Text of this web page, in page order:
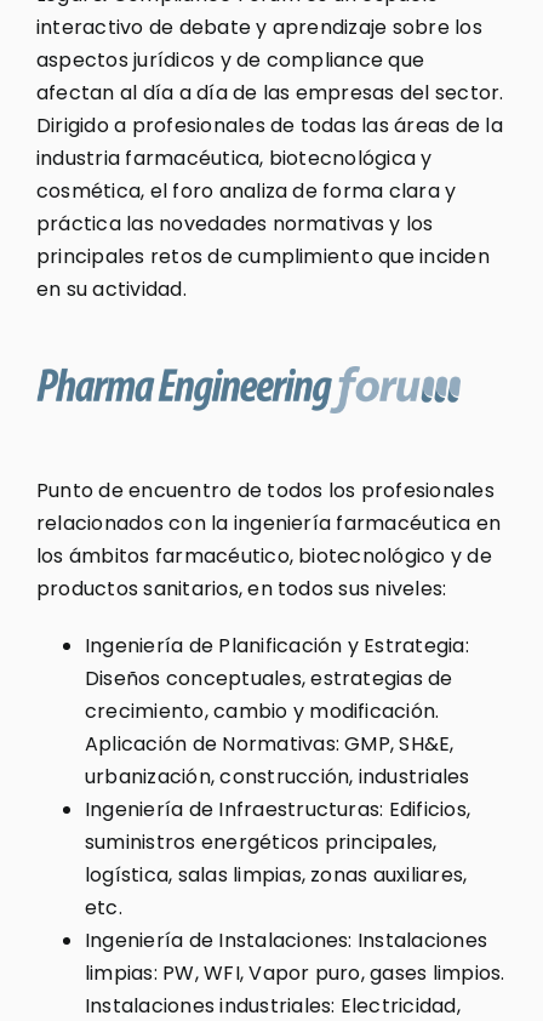
interactivo de debate y aprendizaje sobre los
aspectos jurídicos y de compliance que
afectan al día a día de las empresas del sector.
Dirigido a profesionales de todas las áreas de la
industria farmacéutica, biotecnológica y
cosmética, el foro analiza de forma clara y
práctica las novedades normativas y los
principales retos de cumplimiento que inciden
en su actividad.
Punto de encuentro de todos los profesionales
relacionados con la ingeniería farmacéutica en
los ámbitos farmacéutico, biotecnológico y de
productos sanitarios, en todos sus niveles:
Ingeniería de Planificación y Estrategia:
Diseños conceptuales, estrategias de
crecimiento, cambio y modificación.
Aplicación de Normativas: GMP, SH&E,
urbanización, construcción, industriales
Ingeniería de Infraestructuras: Edificios,
suministros energéticos principales,
logística, salas limpias, zonas auxiliares,
etc.
Ingeniería de Instalaciones: Instalaciones
limpias: PW, WFI, Vapor puro, gases limpios.
Instalaciones industriales: Electricidad,